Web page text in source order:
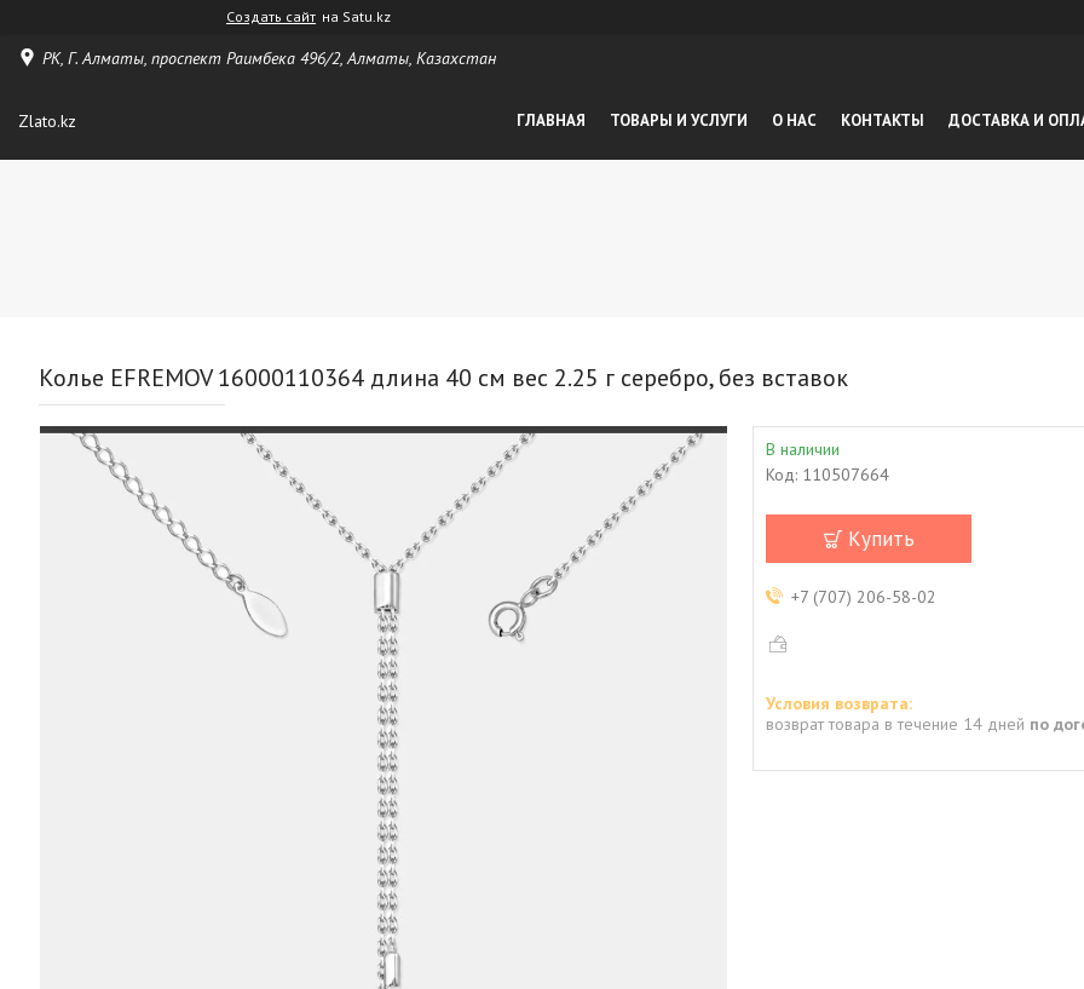
Создать сайт на Satu.kz
РК, Г. Алматы, проспект Раимбека 496/2, Алматы, Казахстан
Zlato.kz ГЛАВНАЯ ТОВАРЫ И УСЛУГИ О НАС КОНТАКТЫ ДОСТАВКА И
Колье EFREMOV 16000110364 длина 40 см вес 2.25 г серебро, без вставок
В наличии
Код: 110507664
Купить
+7 (707) 206-58-02
возврат товара в течение 14 дней по